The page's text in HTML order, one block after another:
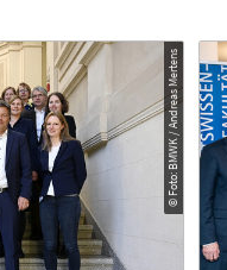
© Foto: BMWK / Andreas Mertens